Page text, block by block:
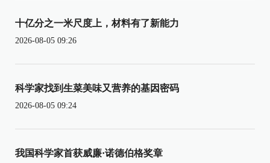
十亿分之一米尺度上，材料有了新能力
2026-08-05 09:26
科学家找到生菜美味又营养的基因密码
2026-08-05 09:24
我国科学家首获威廉·诺德伯格奖章